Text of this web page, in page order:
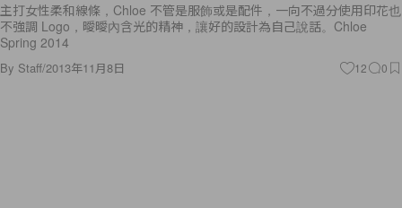
主打女性柔和線條，Chloe 不管是服飾或是配件，一向不過分使用印花也
不強調 Logo，曖曖內含光的精神，讓好的設計為自己說話。Chloe
Spring 2014
By Staff/2013年11月8日 12 0